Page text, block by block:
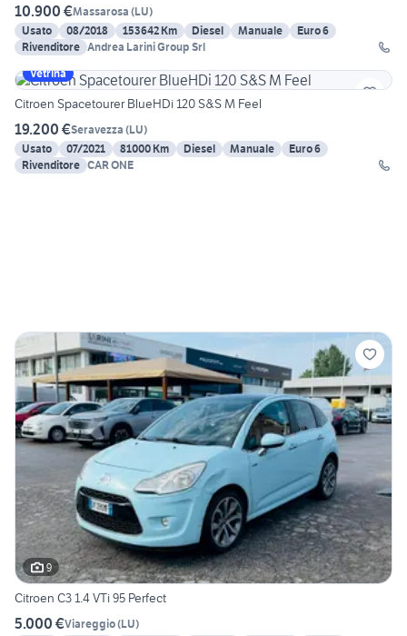
10.900 €Massarosa (LU)
Usato
08/2018 153642 Km Diesel Manuale
Euro 6
Rivenditore Andrea Larini Group Srl
Vetrina
Citroen Spacetourer BlueHDi 120 S&S M Feel
19.200 €Seravezza (LU)
Usato
07/2021 81000 Km Diesel Manuale
Euro 6
Rivenditore CAR ONE
9
Citroen C3 1.4 VTi 95 Perfect
5.000 €Viareggio(LU)